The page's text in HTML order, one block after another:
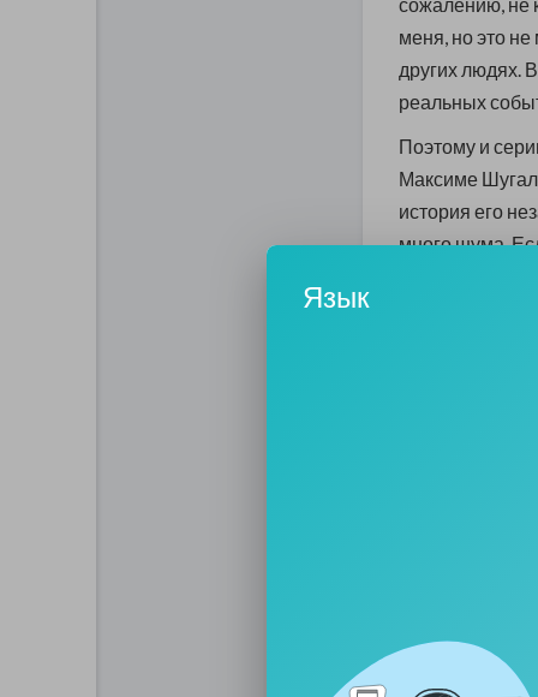
меня, но это
других людях.
реальных
Поэтому и
Максиме
история его
много шума.
неспокойную
повязали его
время на
повествующих
привлечь
вниманием и
завладели. Не
Язык